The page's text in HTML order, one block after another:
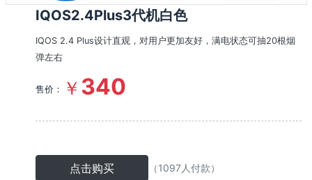
IQOS2.4Plus3代机白色
IQOS 2.4 Plus设计直观，对用户更加友好，满电状态可抽20根烟
弹左右
售价： ￥ 340
点击购买 （1097人付款）